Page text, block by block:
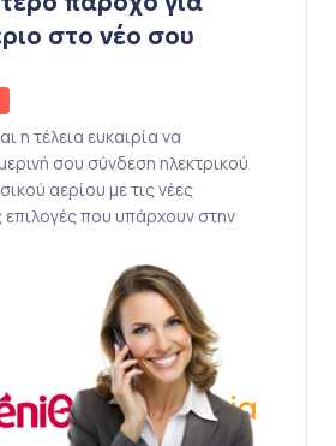
στο νέο σου
η τέλεια ευκαιρία να
σου σύνδεση ηλεκτρικού
αερίου με τις νέες
επιλογές που υπάρχουν στην